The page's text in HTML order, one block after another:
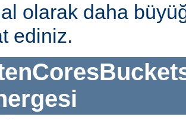
olarak daha
ediniz.